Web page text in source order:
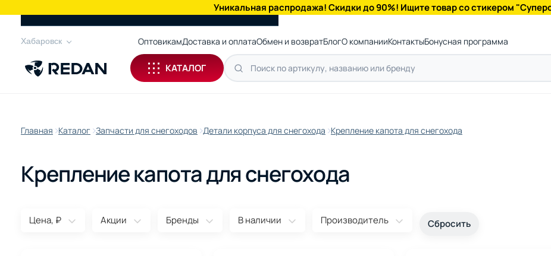
Уникальная распродажа! Скидки до 90%! Ищите товар со стикером
Хабаровск ОптовикамДоставка и оплатаОбмен и возвратБлогО компанииКонтактыБонусная программа
КАТАЛОГ
Главная Каталог Запчасти для снегоходов Детали корпуса для снегохода Крепление капота для снегохода
Крепление капота для снегохода
Цена, ₽ Акции Бренды В наличии Производитель